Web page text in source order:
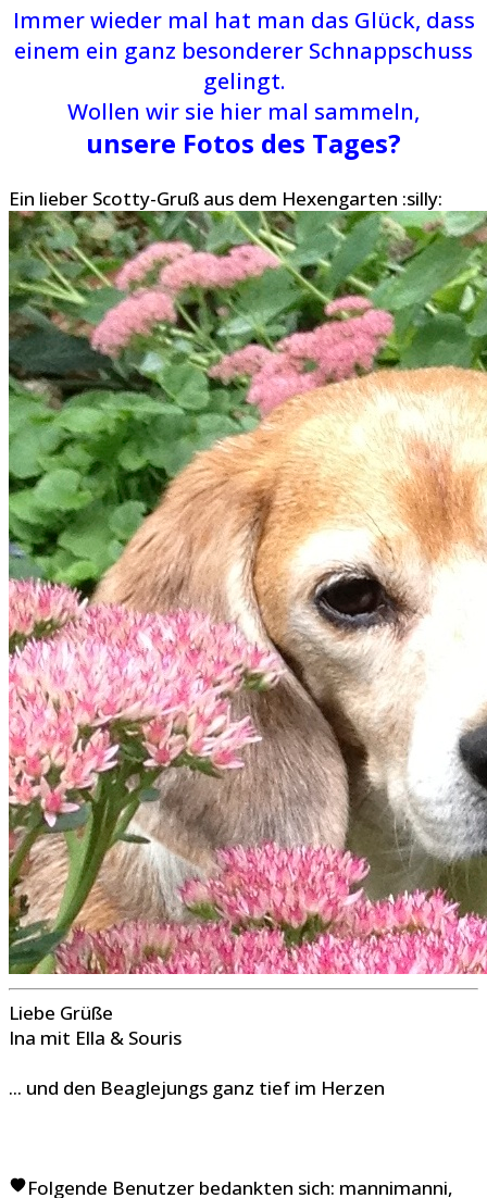
Immer wieder mal hat man das Glück, dass
einem ein ganz besonderer Schnappschuss
gelingt.
Wollen wir sie hier mal sammeln,
unsere Fotos des Tages?
Ein lieber Scotty-Gruß aus dem Hexengarten :silly:
Liebe Grüße
Ina mit Ella & Souris
... und den Beaglejungs ganz tief im Herzen
Folgende Benutzer bedankten sich: mannimanni,